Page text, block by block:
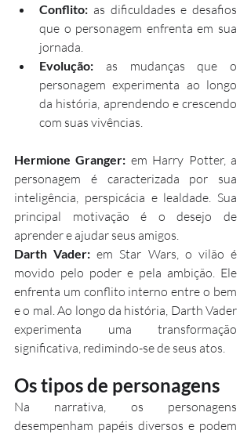
Conflito: as dificuldades e desafios
que o personagem enfrenta em sua
jornada.
Evolução: as mudanças que o
personagem experimenta ao longo
da história, aprendendo e crescendo
com suas vivências.
Hermione Granger: em Harry Potter, a
personagem é caracterizada por sua
inteligência, perspicácia e lealdade. Sua
principal motivação é o desejo de
aprender e ajudar seus amigos.
Darth Vader: em Star Wars, o vilão é
movido pelo poder e pela ambição. Ele
enfrenta um conflito interno entre o bem
e o mal. Ao longo da história, Darth Vader
experimenta uma transformação
significativa, redimindo-se de seus atos.
Os tipos de personagens
Na narrativa, os personagens
desempenham papéis diversos e podem